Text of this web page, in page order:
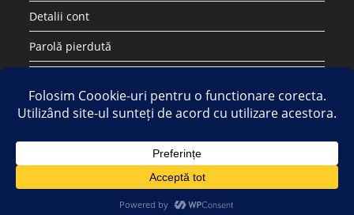
Detalii cont
Parolă pierdută